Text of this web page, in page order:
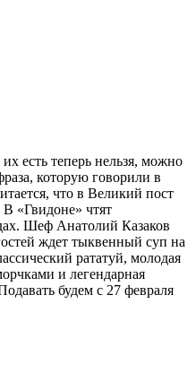
есть теперь нельзя, можно
которую говорили в
что в Великий пост
«Гвидоне» чтят
Шеф Анатолий Казаков
ждет тыквенный суп на
рататуй, молодая
и легендарная
будем с 27 февраля